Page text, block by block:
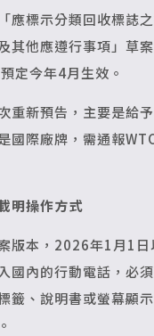
應標示分類回收標誌
其他應遵行事項」草
定今年4月生效。
重新預告，主要是給
國際廠牌，需通報
明操作方式
版本，2026年1月1日
國內的行動電話，必
籤、說明書或螢幕顯